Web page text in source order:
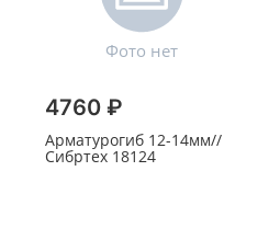
4760 ₽
Арматурогиб 12-14мм//
Сибртех 18124